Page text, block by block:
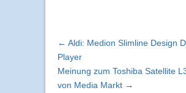
← Aldi: Medion Slimline Design
Player
Meinung zum Toshiba Satellite
von Media Markt →